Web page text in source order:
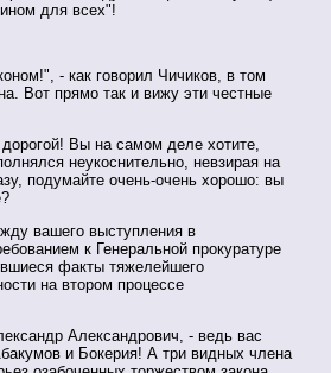
для всех"!
- как говорил Чичиков, в том
Вот прямо так и вижу эти честные
Вы на самом деле хотите,
неукоснительно, невзирая на
подумайте очень-очень хорошо: вы
вашего выступления в
к Генеральной прокуратуре
факты тяжелейшего
на втором процессе
Александрович, - ведь вас
и Бокерия! А три видных члена